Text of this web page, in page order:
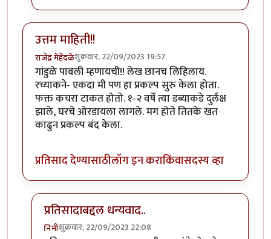
उत्तम माहिती!!
राजेंद्र मेहेंदळेशुक्रवार, 22/09/2023 19:57
गांडुळे पावली म्हणायची!! लेख छानच लिहिलाय.
रच्याकने- एकदा मी पण हा प्रकल्प सुरु केला होता.
फक्त कचरा टाकत होतो. १-२ वर्षे त्या डब्याकडे दुर्लक्ष
झाले, घरचे ओरडायला लागले. मग होते तितके खत
काढुन प्रकल्प बंद केला.
प्रतिसाद देण्यासाठीलॉग इन कराकिंवासदस्य व्हा
प्रतिसादाबद्दल धन्यवाद..
निमीशुक्रवार, 22/09/2023 22:08